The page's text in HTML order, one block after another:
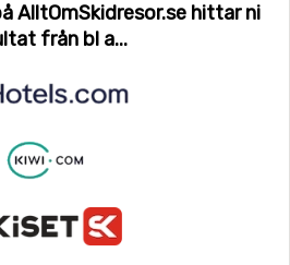
AlltOmSkidresor.se hittar ni
från bl a...